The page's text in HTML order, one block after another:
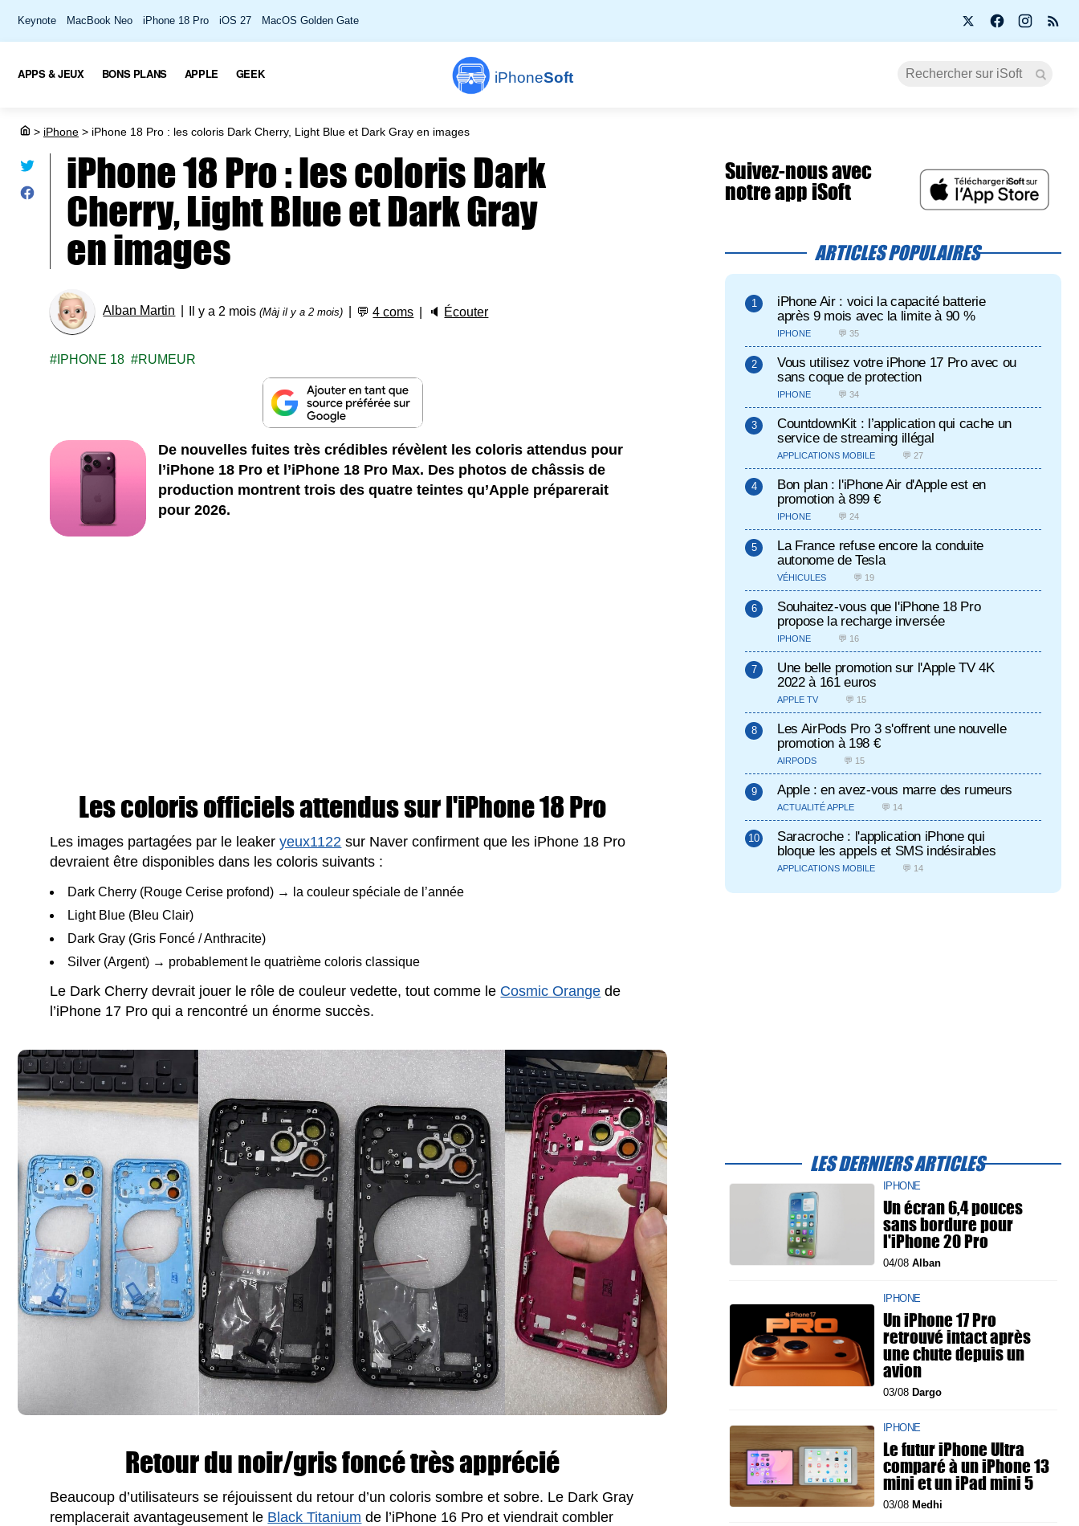
Keynote MacBook Neo iPhone 18 Pro iOS 27 MacOS Golden Gate
iPhoneSoft
APPS & JEUX BONS PLANS APPLE GEEK
> iPhone > iPhone 18 Pro : les coloris Dark Cherry, Light Blue et Dark Gray en images
iPhone 18 Pro : les coloris Dark
Cherry, Light Blue et Dark Gray
en images
Alban Martin Il y a 2 mois(Màj il y a 2 mois) 💬4 coms 🔈 Écouter
IPHONE 18 RUMEUR
De nouvelles fuites très crédibles révèlent les coloris attendus pour
l’iPhone 18 Pro et l’iPhone 18 Pro Max. Des photos de châssis de
production montrent trois des quatre teintes qu’Apple préparerait
pour 2026.
Les coloris officiels attendus sur l'iPhone 18 Pro
Les images partagées par le leakeryeux1122 sur Naver confirment que les iPhone 18 Pro
devraient être disponibles dans les coloris suivants :
Dark Cherry (Rouge Cerise profond) → la couleur spéciale de l’année
Light Blue (Bleu Clair)
Dark Gray (Gris Foncé / Anthracite)
Silver (Argent) → probablement le quatrième coloris classique
Le Dark Cherry devrait jouer le rôle de couleur vedette, tout comme le Cosmic Orange de
l’iPhone 17 Pro qui a rencontré un énorme succès.
Retour du noir/gris foncé très apprécié
Beaucoup d’utilisateurs se réjouissent du retour d’un coloris sombre et sobre. Le Dark Gray
remplacerait avantageusement le Black Titanium de l’iPhone 16 Pro et viendrait combler
Suivez-nous avec
notre app iSoft
ARTICLES POPULAIRES
iPhone Air : voici la capacité batterie
après 9 mois avec la limite à 90 %
IPHONE 💬 35
Vous utilisez votre iPhone 17 Pro avec ou
sans coque de protection
IPHONE 💬 34
CountdownKit : l’application qui cache un
service de streaming illégal
APPLICATIONS MOBILE 💬 27
Bon plan : l'iPhone Air d'Apple est en
promotion à 899 €
IPHONE 💬 24
La France refuse encore la conduite
autonome de Tesla
VÉHICULES 💬 19
Souhaitez-vous que l'iPhone 18 Pro
propose la recharge inversée
IPHONE 💬 16
Une belle promotion sur l'Apple TV 4K
2022 à 161 euros
APPLE TV 💬 15
Les AirPods Pro 3 s'offrent une nouvelle
promotion à 198 €
AIRPODS 💬 15
Apple : en avez-vous marre des rumeurs
ACTUALITÉ APPLE 💬 14
Saracroche : l'application iPhone qui
bloque les appels et SMS indésirables
APPLICATIONS MOBILE 💬 14
LES DERNIERS ARTICLES
IPHONE
Un écran 6,4 pouces
sans bordure pour
l'iPhone 20 Pro
04/08 Alban
IPHONE
Un iPhone 17 Pro
retrouvé intact après
une chute depuis un
avion
03/08 Dargo
IPHONE
Le futur iPhone Ultra
comparé à un iPhone 13
mini et un iPad mini 5
03/08 Medhi